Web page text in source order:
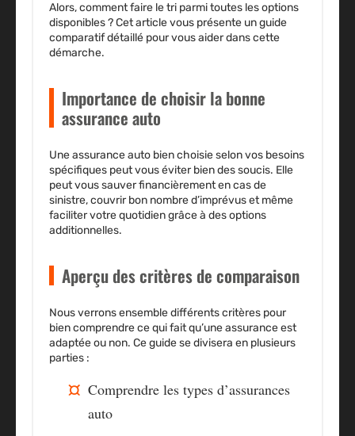
Alors, comment faire le tri parmi toutes les options
disponibles ?Cet article vous présente un guide
comparatif détaillé pour vous aider dans cette
démarche.
Importance de choisir la bonne
assurance auto
Une assurance auto bien choisie selon vos besoins
spécifiques peut vous éviter bien des soucis. Elle
peut vous sauver financièrement en cas de
sinistre, couvrir bon nombre d’imprévus et même
faciliter votre quotidien grâce à des options
additionnelles.
Aperçu des critères de comparaison
Nous verrons ensemble différents critères pour
bien comprendre ce qui fait qu’une assurance est
adaptée ou non. Ce guide se divisera en plusieurs
parties :
Comprendre les types d’assurances
auto